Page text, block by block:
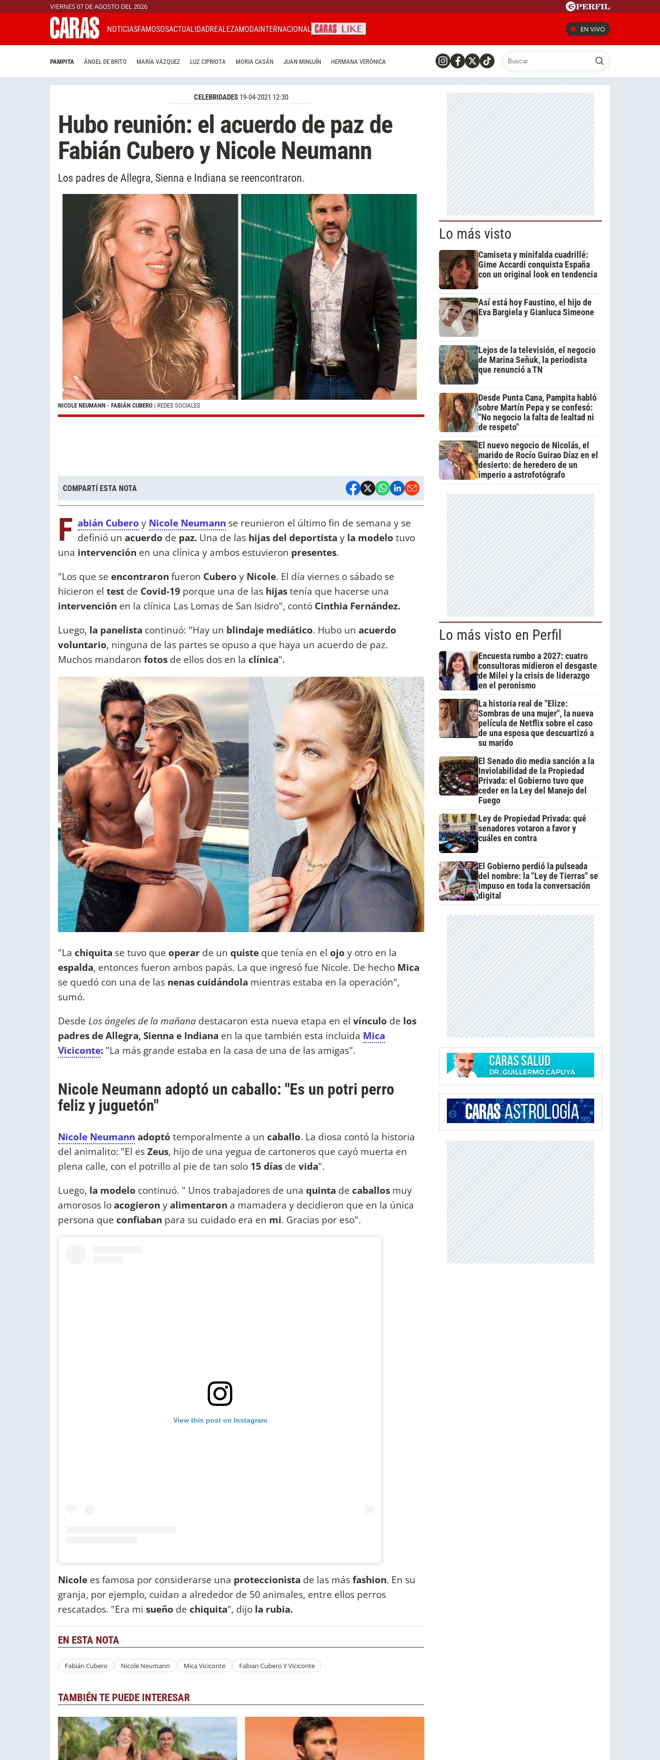
VIERNES 07 DE AGOSTO DEL 2026
NOTICIASFAMOSOSACTUALIDADREALEZAMODAINTERNACIONAL EN VIVO
PAMPITA ÁNGEL DE BRITO MARÍA VÁZQUEZ LUZ CIPRIOTA MORIA CASÁN JUAN MINUJÍN HERMANA VERÓNICA
CELEBRIDADES 19-04-2021 12:30
Hubo reunión: el acuerdo de paz de
Fabián Cubero y Nicole Neumann
Los padres de Allegra, Sienna e Indiana se reencontraron.
NICOLE NEUMANN - FABIÁN CUBERO | REDES SOCIALES
COMPARTÍ ESTA NOTA
F abián Cubero y Nicole Neumann se reunieron el último fin de semana y se
definió un acuerdo de paz. Una de las hijas del deportista y la modelo tuvo
una intervención en una clínica y ambos estuvieron presentes.
"Los que se encontraron fueron Cubero y Nicole. El día viernes o sábado se
hicieron el test de Covid-19 porque una de las hijastenía que hacerse una
intervención en la clínica Las Lomas de San Isidro", contó Cinthia Fernández.
Luego, la panelista continuó: "Hay un blindaje mediático. Hubo un acuerdo
voluntario, ninguna de las partes se opuso a que haya un acuerdo de paz.
Muchos mandaron fotos de ellos dos en la clínica".
"La chiquita se tuvo que operar de un quiste que tenía en el ojo y otro en la
espalda, entonces fueron ambos papás. La que ingresó fue Nicole. De hecho Mica
se quedó con una de las nenas cuidándola mientras estaba en la operación",
sumó.
Desde Los ángeles de la mañana destacaron esta nueva etapa en el vínculo de los
padres de Allegra, Sienna e Indiana en la que también esta incluida Mica
Viciconte: "La más grande estaba en la casa de una de las amigas".
Nicole Neumann adoptó un caballo: "Es un potri perro
feliz y juguetón"
Nicole Neumann adoptó temporalmente a un caballo. La diosa contó la historia
del animalito: "El esZeus, hijo de una yegua de cartoneros que cayó muerta en
plena calle, con el potrillo al pie de tan solo 15 días de vida".
Luego, la modelo continuó. " Unos trabajadores de una quinta de caballos muy
amorosos loacogieron yalimentaron a mamadera y decidieron que en la única
persona que confiaban para su cuidado era en mi. Gracias por eso".
View this post on Instagram
Nicole es famosa por considerarse una proteccionista de las másfashion. En su
granja, por ejemplo, cuidan a alrededor de 50 animales, entre ellos perros
rescatados. "Era mi sueño de chiquita", dijo la rubia.
EN ESTA NOTA
Fabián Cubero Nicole Neumann Mica Viciconte Fabian Cubero Y Viciconte
TAMBIÉN TE PUEDE INTERESAR
Lo más visto
Camiseta y minifalda cuadrillé:
Gime Accardi conquista España
con un original look en tendencia
Así está hoy Faustino, el hijo de
Eva Bargiela y Gianluca Simeone
Lejos de la televisión, el negocio
de Marina Señuk, la periodista
que renunció a TN
Desde Punta Cana, Pampita habló
sobre Martín Pepa y se confesó:
"No negocio la falta de lealtad ni
de respeto"
El nuevo negocio de Nicolás, el
marido de Rocío Guirao Díaz en el
desierto: de heredero de un
imperio a astrofotógrafo
Lo más visto en Perfil
Encuesta rumbo a 2027: cuatro
consultoras midieron el desgaste
de Milei y la crisis de liderazgo
en el peronismo
La historia real de "Elize:
Sombras de una mujer", la nueva
película de Netflix sobre el caso
de una esposa que descuartizó a
su marido
El Senado dio media sanción a la
Inviolabilidad de la Propiedad
Privada: el Gobierno tuvo que
ceder en la Ley del Manejo del
Fuego
Ley de Propiedad Privada: qué
senadores votaron a favor y
cuáles en contra
El Gobierno perdió la pulseada
del nombre: la "Ley de Tierras" se
impuso en toda la conversación
digital